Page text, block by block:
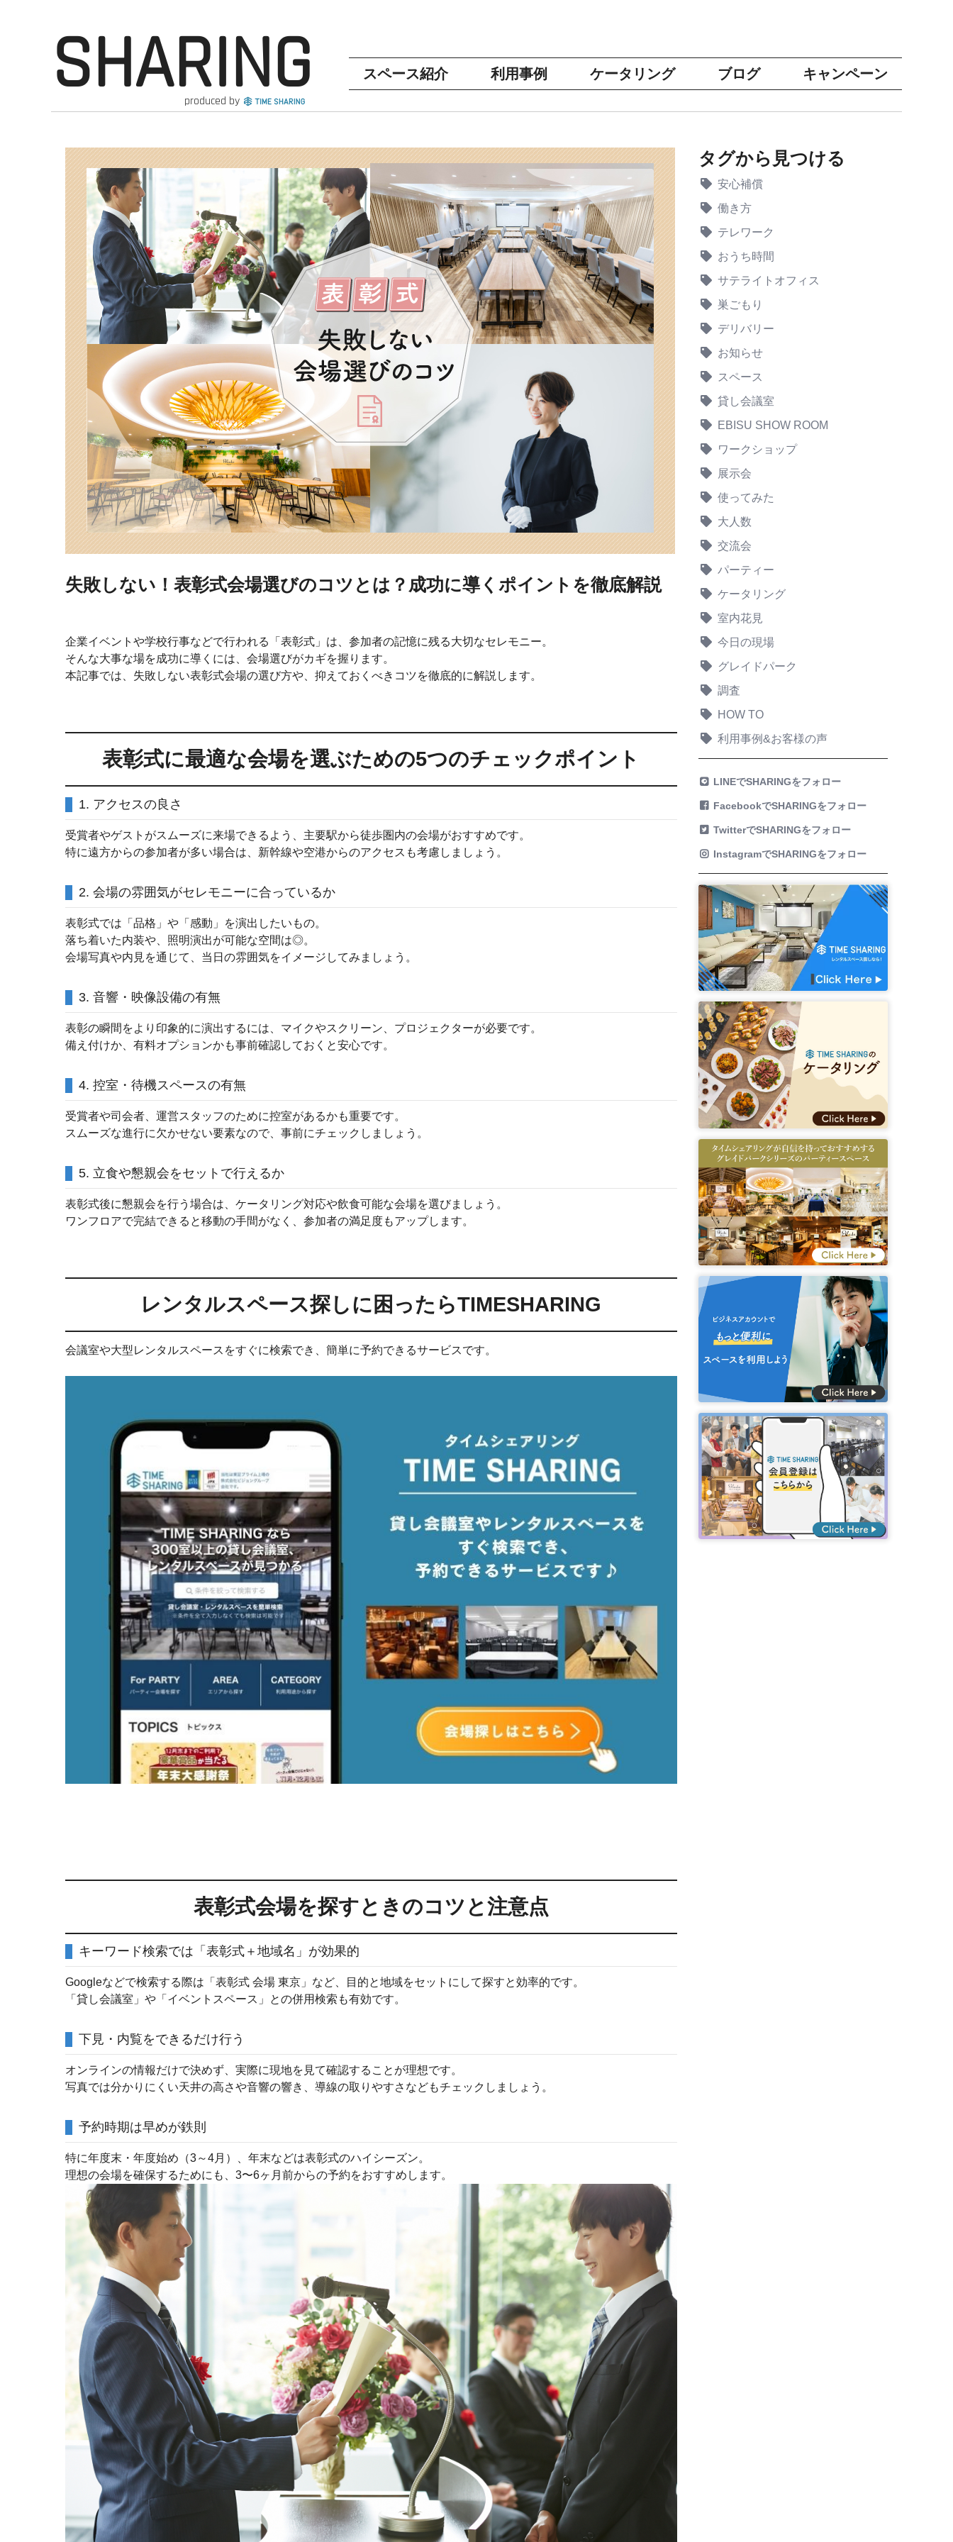
SHARING
produced by
スペース紹介 利用事例 ケータリング ブログ キャンペーン
失敗しない！表彰式会場選びのコツとは？成功に導くポイントを徹底解説
企業イベントや学校行事などで行われる「表彰式」は、参加者の記憶に残る大切なセレモニー。
そんな大事な場を成功に導くには、会場選びがカギを握ります。
本記事では、失敗しない表彰式会場の選び方や、抑えておくべきコツを徹底的に解説します。
表彰式に最適な会場を選ぶための5つのチェックポイント
1. アクセスの良さ
受賞者やゲストがスムーズに来場できるよう、主要駅から徒歩圏内の会場がおすすめです。
特に遠方からの参加者が多い場合は、新幹線や空港からのアクセスも考慮しましょう。
2. 会場の雰囲気がセレモニーに合っているか
表彰式では「品格」や「感動」を演出したいもの。
落ち着いた内装や、照明演出が可能な空間は◎。
会場写真や内見を通じて、当日の雰囲気をイメージしてみましょう。
3. 音響・映像設備の有無
表彰の瞬間をより印象的に演出するには、マイクやスクリーン、プロジェクターが必要です。
備え付けか、有料オプションかも事前確認しておくと安心です。
4. 控室・待機スペースの有無
受賞者や司会者、運営スタッフのために控室があるかも重要です。
スムーズな進行に欠かせない要素なので、事前にチェックしましょう。
5. 立食や懇親会をセットで行えるか
表彰式後に懇親会を行う場合は、ケータリング対応や飲食可能な会場を選びましょう。
ワンフロアで完結できると移動の手間がなく、参加者の満足度もアップします。
レンタルスペース探しに困ったらTIMESHARING
会議室や大型レンタルスペースをすぐに検索でき、簡単に予約できるサービスです。
表彰式会場を探すときのコツと注意点
キーワード検索では「表彰式＋地域名」が効果的
Googleなどで検索する際は「表彰式 会場 東京」など、目的と地域をセットにして探すと効率的です。
「貸し会議室」や「イベントスペース」との併用検索も有効です。
下見・内覧をできるだけ行う
オンラインの情報だけで決めず、実際に現地を見て確認することが理想です。
写真では分かりにくい天井の高さや音響の響き、導線の取りやすさなどもチェックしましょう。
予約時期は早めが鉄則
特に年度末・年度始め（3～4月）、年末などは表彰式のハイシーズン。
理想の会場を確保するためにも、3〜6ヶ月前からの予約をおすすめします。
タグから見つける
安心補償
働き方
テレワーク
おうち時間
サテライトオフィス
巣ごもり
デリバリー
お知らせ
スペース
貸し会議室
EBISU SHOW ROOM
ワークショップ
展示会
使ってみた
大人数
交流会
パーティー
ケータリング
室内花見
今日の現場
グレイドパーク
調査
HOW TO
利用事例&お客様の声
LINEでSHARINGをフォロー
FacebookでSHARINGをフォロー
TwitterでSHARINGをフォロー
InstagramでSHARINGをフォロー